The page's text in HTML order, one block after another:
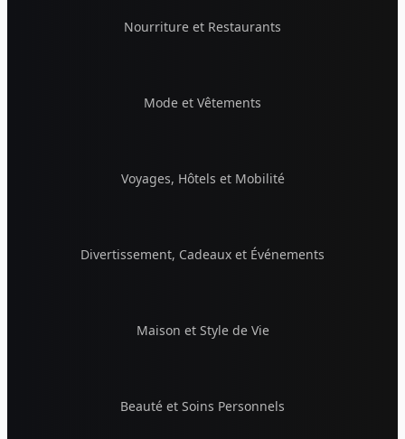
Nourriture et Restaurants
Mode et Vêtements
Voyages, Hôtels et Mobilité
Divertissement, Cadeaux et Événements
Maison et Style de Vie
Beauté et Soins Personnels